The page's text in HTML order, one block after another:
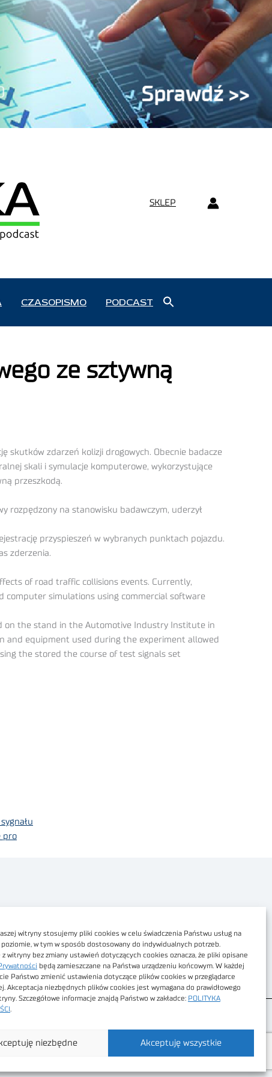
witryny stosujemy pliki cookies w celu świadczenia Państwu usług na
poziomie, w tym w sposób dostosowany do indywidualnych potrzeb.
z witryny bez zmiany ustawień dotyczących cookies oznacza, że pliki opisane
będą zamieszczane na Państwa urządzeniu końcowym. W każdej
Państwo zmienić ustawienia dotyczące plików cookies w przeglądarce
Akceptacja niezbędnych plików cookies jest wymagana do prawidłowego
Szczegółowe informacje znajdą Państwo w zakładce: POLITYKA
Akceptuję wszystkie
niezbędne
SKLEP
CZASOPISMO PODCAST
ze sztywną
skutków zdarzeń kolizji drogowych. Obecnie badacze
skali i symulacje komputerowe, wykorzystujące
przeszkodą.
rozpędzony na stanowisku badawczym, uderzył
przyspieszeń w wybranych punktach pojazdu.
zderzenia.
of road traffic collisions events. Currently,
simulations using commercial software
on the stand in the Automotive Industry Institute in
and equipment used during the experiment allowed
the stored the course of test signals set
pro
Dostępność cyfrowa
Regulamin Portalu
Regulamin sklepu